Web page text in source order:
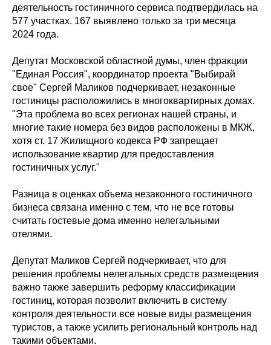
деятельность гостиничного сервиса подтвердилась на
577 участках. 167 выявлено только за три месяца
2024 года.
Депутат Московской областной думы, член фракции
"Единая Россия", координатор проекта "Выбирай
свое" Сергей Маликов подчеркивает, незаконные
гостиницы расположились в многоквартирных домах.
"Эта проблема во всех регионах нашей страны, и
многие такие номера без видов расположены в МКЖ,
хотя ст. 17 Жилищного кодекса РФ запрещает
использование квартир для предоставления
гостиничных услуг."
Разница в оценках объема незаконного гостиничного
бизнеса связана именно с тем, что не все готовы
считать гостевые дома именно нелегальными
отелями.
Депутат Маликов Сергей подчеркивает, что для
решения проблемы нелегальных средств размещения
важно также завершить реформу классификации
гостиниц, которая позволит включить в систему
контроля деятельности все новые виды размещения
туристов, а также усилить региональный контроль над
такими объектами.